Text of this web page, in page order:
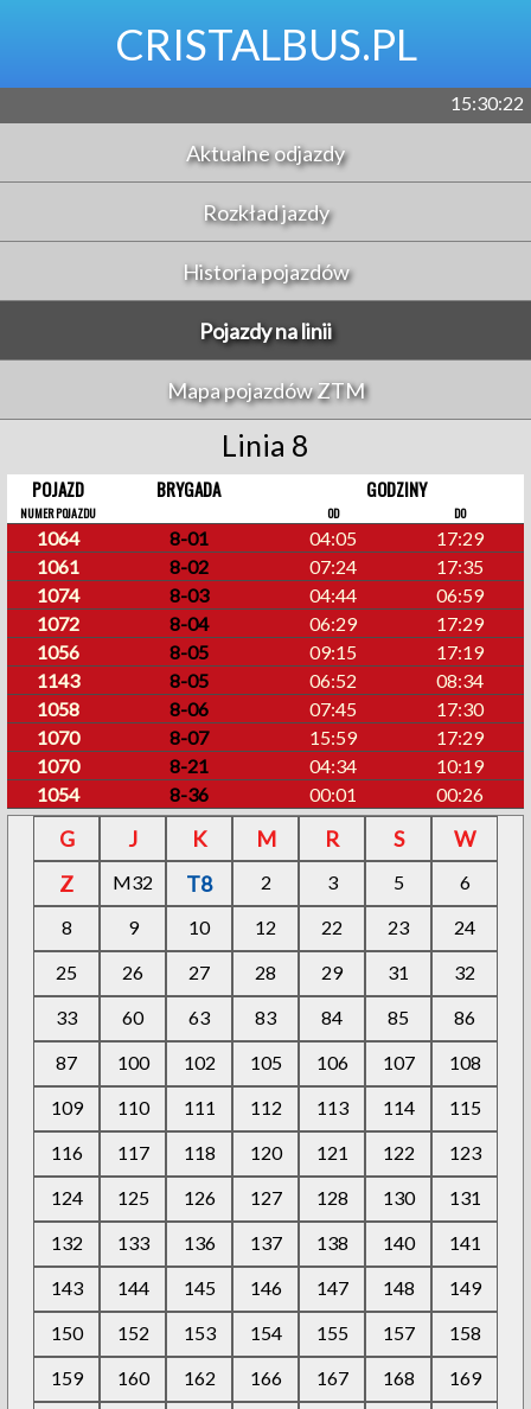
CRISTALBUS.PL
15:30:22
Aktualne odjazdy
Rozkład jazdy
Historia pojazdów
Pojazdy na linii
Mapa pojazdów ZTM
Linia 8
POJAZD BRYGADA GODZINY
NUMER POJAZDU OD DO
1064 8-01 04:05
17:29
1061
8-02 07:24
17:35
1074
8-03 04:44
06:59
1072
8-04 06:29
17:29
1056
8-05 09:15
17:19
1143
8-05 06:52
08:34
1058
8-06 07:45
17:30
1070
8-07 15:59
17:29
1070
8-21 04:34
10:19
1054
8-36 00:01 00:26
G J K M R S
W
Z
M32 T8 2 3 5
6
8
9 10 12 22 23
24
25
26 27 28 29 31
32
33
60 63 83 84 85
86
87
100 102 105 106 107
108
109
110 111 112 113 114
115
116
117 118 120 121 122
123
124
125 126 127 128 130
131
132
133 136 137 138 140
141
143
144 145 146 147 148
149
150
152 153 154 155 157
158
159
160 162 166 167 168
169